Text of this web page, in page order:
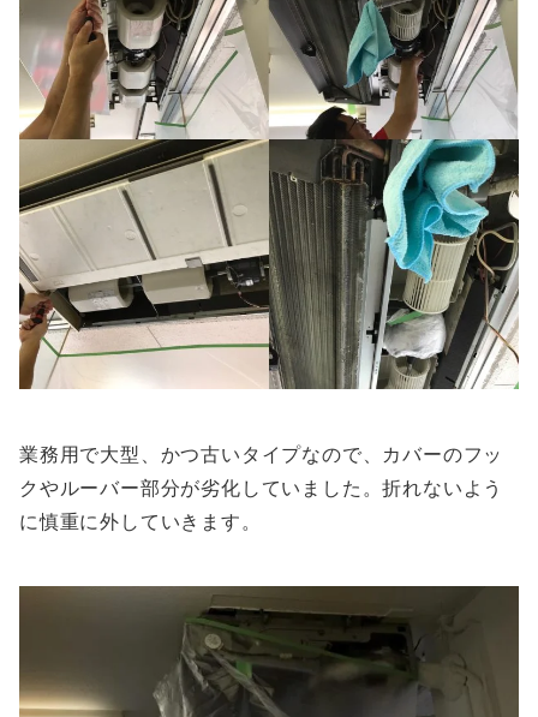
業務用で大型、かつ古いタイプなので、カバーのフッ
クやルーバー部分が劣化していました。折れないよう
に慎重に外していきます。